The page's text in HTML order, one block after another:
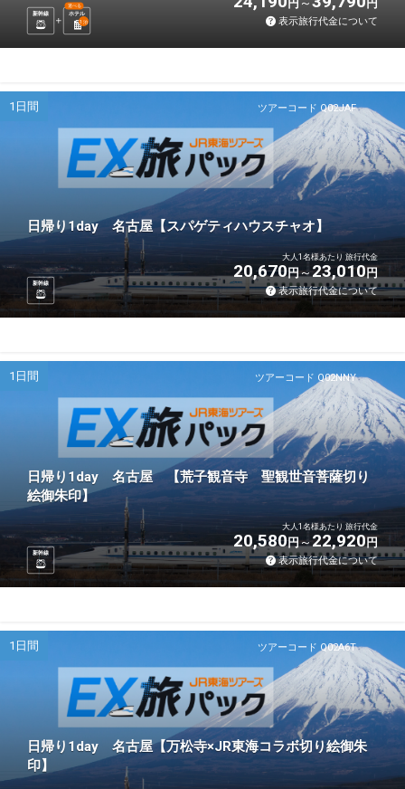
新幹線 ホテル
選べる
1 泊
円 円
表示旅行代金について
ツアーコード Q02JAF
1日間
日帰り1day 名古屋【スパゲティハウスチャオ】
新幹線
大人1名様あたり 旅行代金
20,670円 23,010円
表示旅行代金について
ツアーコード Q02NNY
1日間
日帰り1day 名古屋 【荒子観音寺 聖観世音菩薩切り
絵御朱印】
新幹線
大人1名様あたり 旅行代金
20,580円 22,920円
表示旅行代金について
ツアーコード Q02A6T
1日間
日帰り1day 名古屋【万松寺×JR東海コラボ切り絵御朱
印】